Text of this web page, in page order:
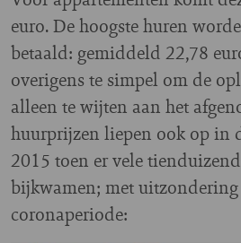
euro. De hoogste huren
betaald: gemiddeld 22,78
overigens te simpel om de
alleen te wijten aan het
huurprijzen liepen ook op in
2015 toen er vele
bijkwamen; met
coronaperiode: